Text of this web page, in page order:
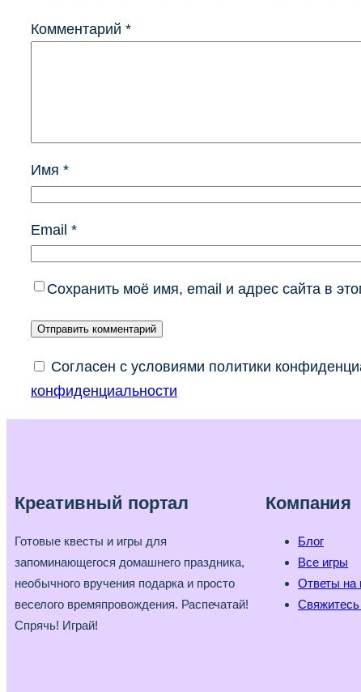
Комментарий *
Имя *
Email *
Сохранить моё имя, email и адрес сайта в
Согласен с условиями политики
конфиденциальности
Креативный портал
Готовые квесты и игры для
запоминающегося домашнего праздника,
необычного вручения подарка и просто
веселого времяпровождения. Распечатай!
Спрячь! Играй!
Компания
Блог
Все игры
Ответы на